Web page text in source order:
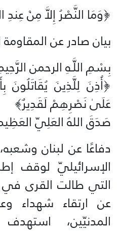
﴿وَمَا النَّصْرُ إِلاَّ مِنْ عِندِ
بيان صادر عن المقاومة
بِسْمِ اللَّـهِ الرحمن
‏﴿أُذِنَ لِلَّذِينَ يُقَاتَلُونَ
عَلَىٰ نَصْرِهِمْ لَقَدِيرٌ﴾‏
صَدَقَ اللهُ العَلِيّ
دفاعًا عن لبنان
الإسرائيليّ لوقف
التي طالت القرى
عن ارتقاء شهداء
المدنيّين،